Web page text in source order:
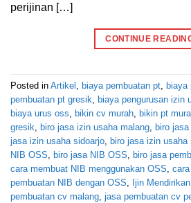
perijinan […]
CONTINUE
Posted in Artikel , biaya pembuatan pt, biaya
pembuatan pt gresik, biaya pengurusan izin
biaya urus oss, bikin cv murah, bikin pt
gresik, biro jasa izin usaha malang, biro
jasa izin usaha sidoarjo, biro jasa izin usaha
NIB OSS, biro jasa NIB OSS, biro jasa
cara membuat NIB menggunakan OSS,
pembuatan NIB dengan OSS, Ijin
pembuatan cv malang, jasa pembuatan cv